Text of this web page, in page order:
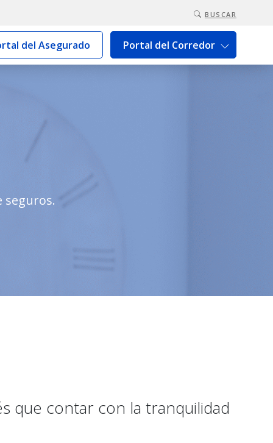
BUSCAR
del Asegurado Portal del Corredor
seguros.
que contar con la tranquilidad